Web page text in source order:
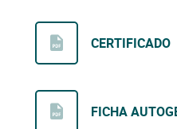
CERTIFICADO
FICHA